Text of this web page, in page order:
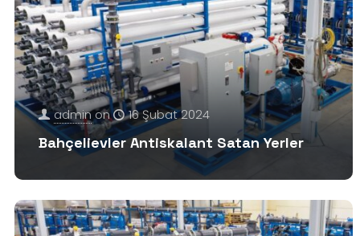
adminon 16 Şubat 2024
Bahçelievler Antiskalant Satan Yerler